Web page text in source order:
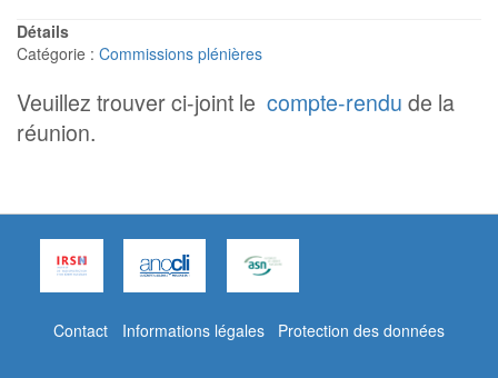
Détails
Catégorie : Commissions plénières
Veuillez trouver ci-joint le compte-rendu de la
réunion.
Contact Informations légales Protection des données